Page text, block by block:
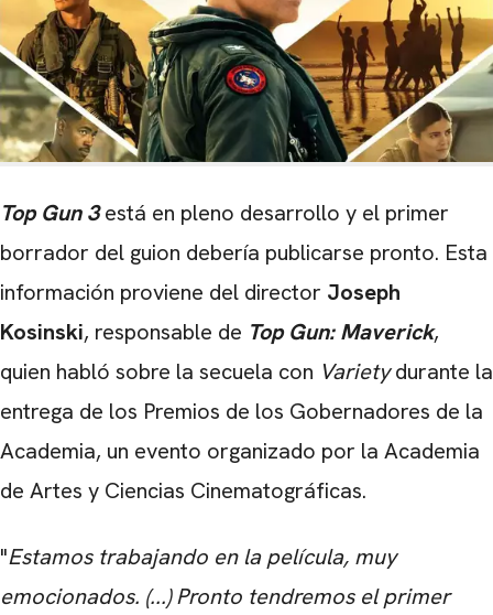
Top Gun 3está en pleno desarrollo y el primer
borrador del guion debería publicarse pronto. Esta
información proviene del director Joseph
Kosinski, responsable de Top Gun: Maverick,
quien habló sobre la secuela con Varietydurante la
entrega de los Premios de los Gobernadores de la
Academia, un evento organizado por la Academia
de Artes y Ciencias Cinematográficas.
"Estamos trabajando en la película, muy
emocionados. (...) Pronto tendremos el primer